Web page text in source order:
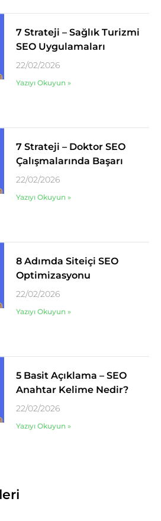
7 Strateji – Sağlık Turizmi
SEO Uygulamaları
22/02/2026
Yazıyı Okuyun »
7 Strateji – Doktor SEO
Çalışmalarında Başarı
22/02/2026
Yazıyı Okuyun »
8 Adımda Siteiçi SEO
Optimizasyonu
22/02/2026
Yazıyı Okuyun »
5 Basit Açıklama – SEO
Anahtar Kelime Nedir?
22/02/2026
Yazıyı Okuyun »